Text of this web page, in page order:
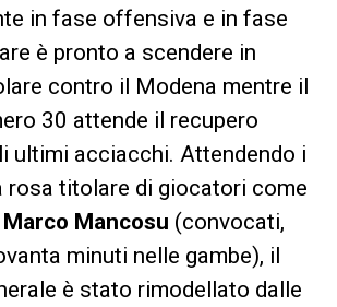
in fase offensiva e in fase
è pronto a scendere in
contro il Modena mentre il
30 attende il recupero
ultimi acciacchi. Attendendo i
rosa titolare di giocatori come
Marco Mancosu (convocati,
minuti nelle gambe), il
è stato rimodellato dalle